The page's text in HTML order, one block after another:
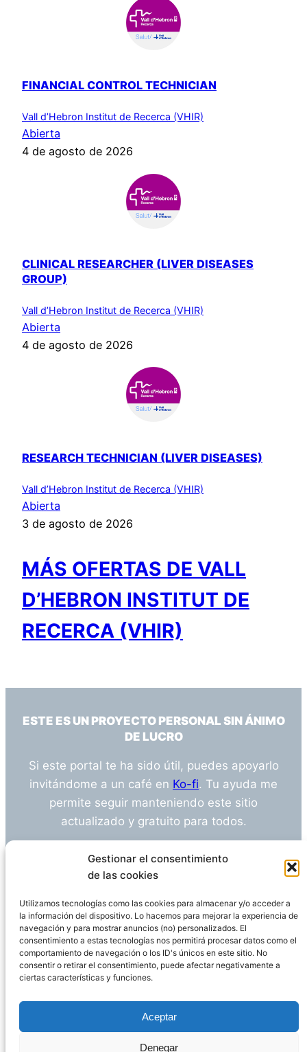
Gestionar el consentimiento
de las cookies
Utilizamos tecnologías como las cookies para almacenar y/o acceder a
la información del dispositivo. Lo hacemos para mejorar la experiencia de
navegación y para mostrar anuncios (no) personalizados. El
consentimiento a estas tecnologías nos permitirá procesar datos como el
comportamiento de navegación o los ID's únicos en este sitio. No
consentir o retirar el consentimiento, puede afectar negativamente a
ciertas características y funciones.
Aceptar
Denegar
FINANCIAL CONTROL TECHNICIAN
Vall d’Hebron Institut de Recerca (VHIR)
Abierta
4 de agosto de 2026
CLINICAL RESEARCHER (LIVER DISEASES
GROUP)
Vall d’Hebron Institut de Recerca (VHIR)
Abierta
4 de agosto de 2026
RESEARCH TECHNICIAN (LIVER DISEASES)
Vall d’Hebron Institut de Recerca (VHIR)
Abierta
3 de agosto de 2026
MÁS OFERTAS DE VALL
D’HEBRON INSTITUT DE
RECERCA (VHIR)
ESTE ES UN PROYECTO PERSONAL SIN ÁNIMO
DE LUCRO
Si este portal te ha sido útil, puedes apoyarlo
invitándome a un café en Ko-fi. Tu ayuda me
permite seguir manteniendo este sitio
actualizado y gratuito para todos.
¿Tienes alguna duda o sugerencia? Escríbeme
info@empleosanitarioinvestigacion.es
Descargo de Responsabilidad
Declaración de Privacidad Política de cookies
WordPress